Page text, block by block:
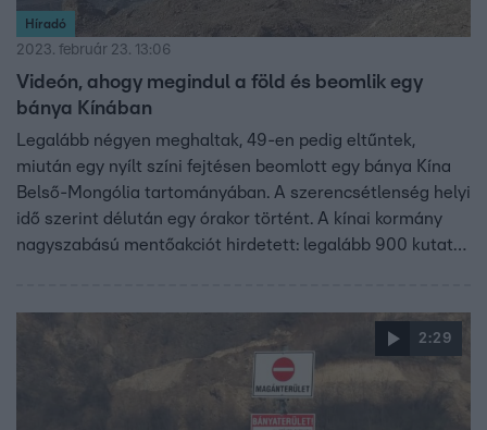
Híradó
2023. február 23. 13:06
Videón, ahogy megindul a föld és beomlik egy
bánya Kínában
Legalább négyen meghaltak, 49-en pedig eltűntek,
miután egy nyílt színi fejtésen beomlott egy bánya Kína
Belső-Mongólia tartományában. A szerencsétlenség helyi
idő szerint délután egy órakor történt. A kínai kormány
nagyszabású mentőakciót hirdetett: legalább 900 kutató-
munkálatokat földcsuszamlások nehezítik. Egyelőre nem
tudni, miért történt a robbanás, a hatóságok vizsgálják az
2:29